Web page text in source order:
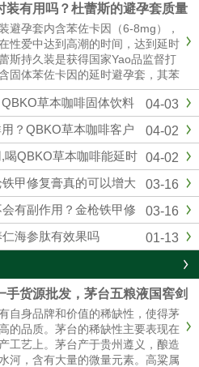
装有用吗？杜蕾斯的避孕套质量
避孕套内含苯佐卡因（6-8mg），
性爱中达到高潮的时间，达到延时
斯持久装是获得国家Yao品监督打
固体苯佐卡因的延时避孕套，其苯
合美国FDA保举浓度以及欧洲CE
更安心。固态苯佐卡因在有效较低
不存在外漏隐患，不用担心伴侣的
影响。杜蕾...
04-03
草本咖啡固体饮料
04-02
？QBKO草本咖啡客户
04-02
QBKO草本咖啡能延时
03-16
甲修复膏真的可以增大
03-16
有副作用？金枪铁甲修
01-13
海参肽有效果吗
手货源批发，茅台五粮液国窖剑
销自身品牌和价值的稀缺性，使得茅
的品质。茅台的稀缺性主要表现在
工艺上。茅台产于贵州遵义，酿造
河，含有大量的微量元素。高粱属